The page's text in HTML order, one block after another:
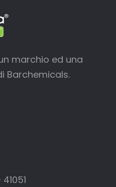
marchio ed una
Barchemicals.